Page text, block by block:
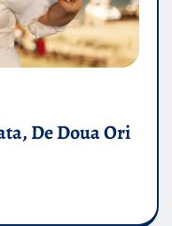
De Doua Ori